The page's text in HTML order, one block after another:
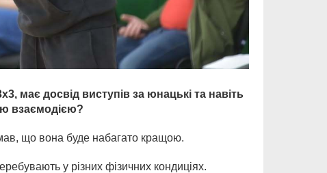
має досвід виступів за юнацькі та навіть
взаємодією?
що вона буде набагато кращою.
у різних фізичних кондиціях.